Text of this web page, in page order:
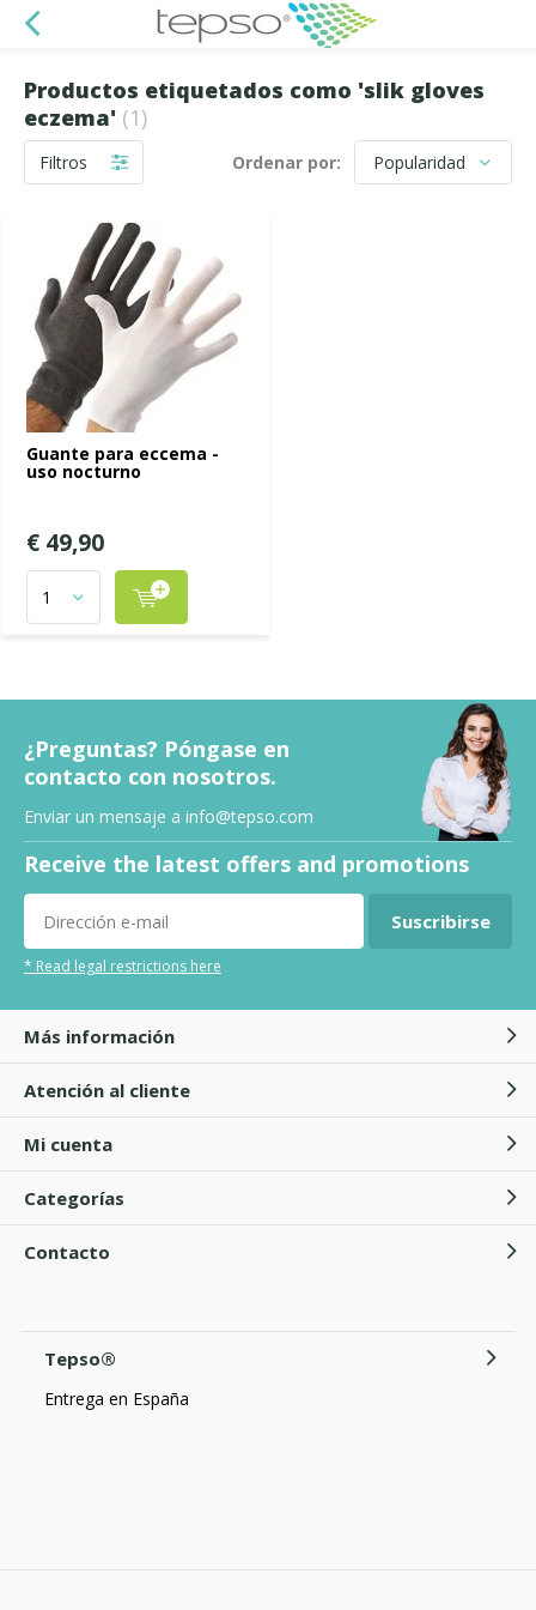
Productos etiquetados como 'slik gloves
eczema' (1)
Filtros Ordenar por:
Guante para eccema -
uso nocturno
€ 49,90
¿Preguntas? Póngase en
contacto con nosotros.
Enviar un mensaje a info@tepso.com
Receive the latest offers and promotions
Suscribirse
* Read legal restrictions here
Más información
Atención al cliente
Mi cuenta
Categorías
Contacto
Tepso®
Entrega en España